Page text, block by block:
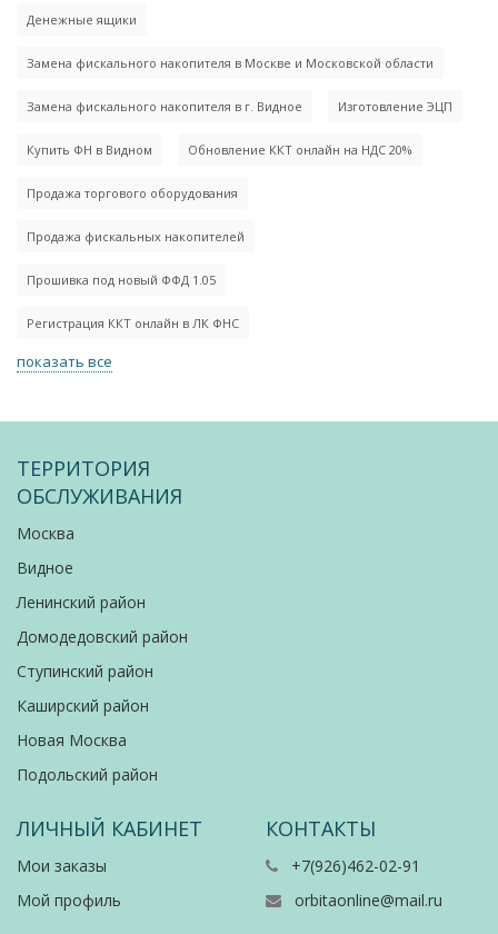
Денежные ящики
Замена фискального накопителя в Москве и Московской области
Замена фискального накопителя в г. Видное Изготовление ЭЦП
Купить ФН в Видном Обновление ККТ онлайн на НДС 20%
Продажа торгового оборудования
Продажа фискальных накопителей
Прошивка под новый ФФД 1.05
Регистрация ККТ онлайн в ЛК ФНС
показать все
ТЕРРИТОРИЯ
ОБСЛУЖИВАНИЯ
Москва
Видное
Ленинский район
Домодедовский район
Ступинский район
Каширский район
Новая Москва
Подольский район
ЛИЧНЫЙ КАБИНЕТ
Мои заказы
Мой профиль
КОНТАКТЫ
+7(926)462-02-91
orbitaonline@mail.ru